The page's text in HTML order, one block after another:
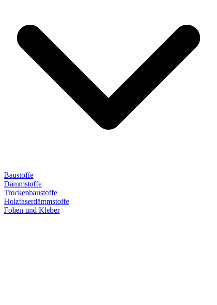
Baustoffe
Dämmstoffe
Trockenbaustoffe
Holzfaserdämmstoffe
Folien und Kleber